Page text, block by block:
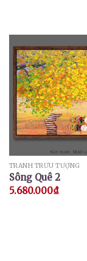
TRANH TRỪU TƯỢNG
Sông Quê 2
5.680.000₫